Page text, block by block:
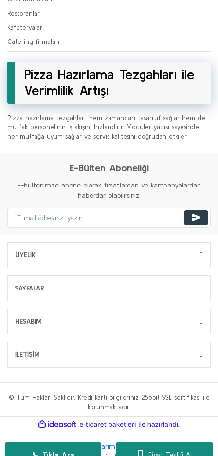
Fiyat Teklifi Al
Restoranlar
Kafeteryalar
Catering firmaları
Pizza Hazırlama Tezgahları ile
Verimlilik Artışı
Pizza hazırlama tezgahları, hem zamandan tasarruf sağlar hem de
mutfak personelinin iş akışını hızlandırır. Modüler yapısı sayesinde
her mutfağa uyum sağlar ve servis kalitesini doğrudan etkiler.
E-Bülten Aboneliği
E-bültenimize abone olarak fırsatlardan ve kampanyalardan
haberdar olabilirsiniz.
ÜYELİK
SAYFALAR
HESABIM
İLETİŞİM
© Tüm Hakları Saklıdır. Kredi kartı bilgileriniz 256bit SSL sertifikası ile
korunmaktadır.
ideasoft
e-
paketleri
WP.tc Web Tasarım Ajansı